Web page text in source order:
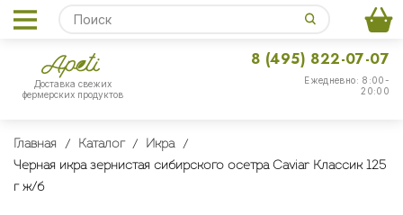
Доставка свежих
фермерских продуктов
Ежедневно: 8:00-
20:00
8 (495) 822-07-07
Главная Каталог
Икра
Черная икра зернистая сибирского осетра Caviar Классик 125
г ж/б